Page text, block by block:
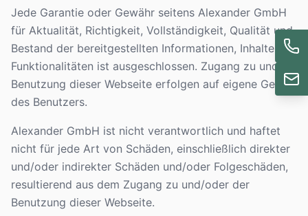
Jede Garantie oder Gewähr seitens Alexander GmbH
für Aktualität, Richtigkeit, Vollständigkeit, Qualität und
Bestand der bereitgestellten Informationen, Inhalte und
Funktionalitäten ist ausgeschlossen. Zugang zu und
Benutzung dieser Webseite erfolgen auf eigene Gefahr
des Benutzers.
Alexander GmbH ist nicht verantwortlich und haftet
nicht für jede Art von Schäden, einschließlich direkter
und/oder indirekter Schäden und/oder Folgeschäden,
resultierend aus dem Zugang zu und/oder der
Benutzung dieser Webseite.